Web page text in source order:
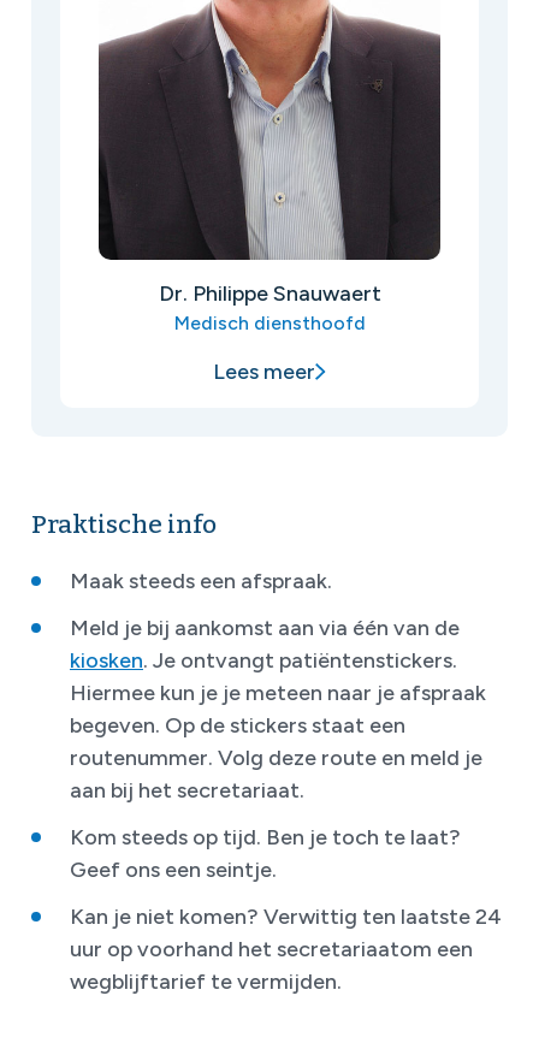
Dr. Philippe Snauwaert
Medisch diensthoofd
Lees meer
Praktische info
Maak steeds een afspraak.
Meld je bij aankomst aan via één van de
kiosken. Je ontvangt patiëntenstickers.
Hiermee kun je je meteen naar je afspraak
begeven. Op de stickers staat een
routenummer. Volg deze route en meld je
aan bij het secretariaat.
Kom steeds op tijd. Ben je toch te laat?
Geef ons een seintje.
Kan je niet komen? Verwittig ten laatste 24
uur op voorhand het secretariaatom een
wegblijftarief te vermijden.